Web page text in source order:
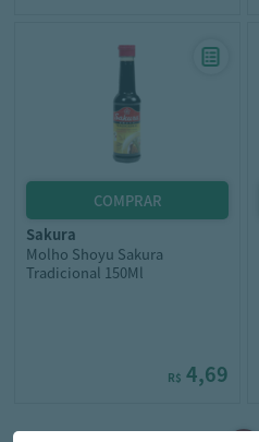
sakura
Molho Shoyu Sakura
Tradicional 150Ml
R$ 4,69